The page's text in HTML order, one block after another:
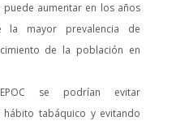
puede aumentar en los años
la mayor prevalencia de
de la población en
se podrían evitar
tabáquico y evitando